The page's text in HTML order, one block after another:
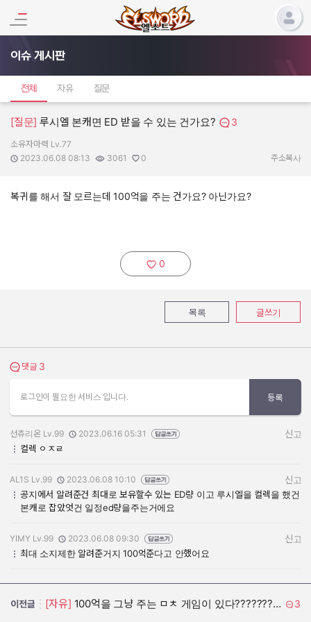
이슈 게시판
전체 자유 질문
[질문] 루시엘 본캐면 ED 받을 수 있는 건가요? 3
작성자:
소유자마력 Lv.77
작성일:
2023.06.08 08:13
조회수:
3061
추천수:
0 주소복사
복귀를 해서 잘 모르는데 100억을 주는 건가요? 아닌가요?
추천하기:
0
목록 글쓰기
댓글 보기
댓글 3
로그인이 필요한 서비스 입니다. 등록
작성자:
선츄리온 Lv.99
작성일:
2023.06.16 05:31
신고
컬렉 ㅇㅈㄹ
작성자:
AL1S Lv.99
작성일:
2023.06.08 10:10
신고
공지에서 알려준건 최대로 보유할수 있는 ED량 이고 루시엘을 컬렉을 했건
본캐로 잡았엇건 일정ed량을주는거에요
작성자:
YIMY Lv.99
작성일:
2023.06.08 09:30
신고
최대 소지제한 알려준거지 100억준다고 안했어요
이전글 [자유] 100억을 그냥 주는 ㅁㅊ 게임이 있다????????????????? 3